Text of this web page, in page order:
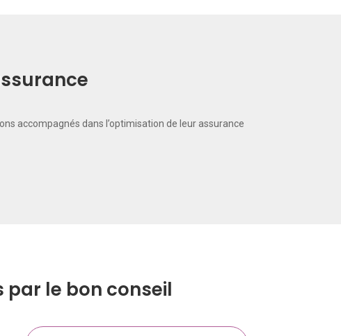
accompagnés dans l’optimisation de leur assurance
par le bon conseil